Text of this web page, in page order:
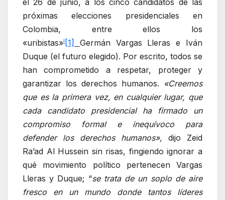
el 26 de junio, a los cinco candidatos de las
próximas elecciones presidenciales en
Colombia, entre ellos los
«uribistas»i [1]
Germán Vargas Lleras e Iván
Duque (el futuro elegido). Por escrito, todos se
han comprometido a respetar, proteger y
garantizar los derechos humanos. «Creemos
que es la primera vez, en cualquier lugar, que
cada candidato presidencial ha firmado un
compromiso formal e inequívoco para
defender los derechos humanos», dijo Zeid
Ra’ad Al Hussein sin risas, fingiendo ignorar a
qué movimiento político pertenecen Vargas
Lleras y Duque; “se trata de un soplo de aire
fresco en un mundo donde tantos líderes